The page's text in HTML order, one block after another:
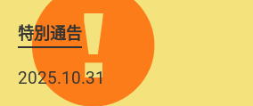
特別通告
2025.10.31